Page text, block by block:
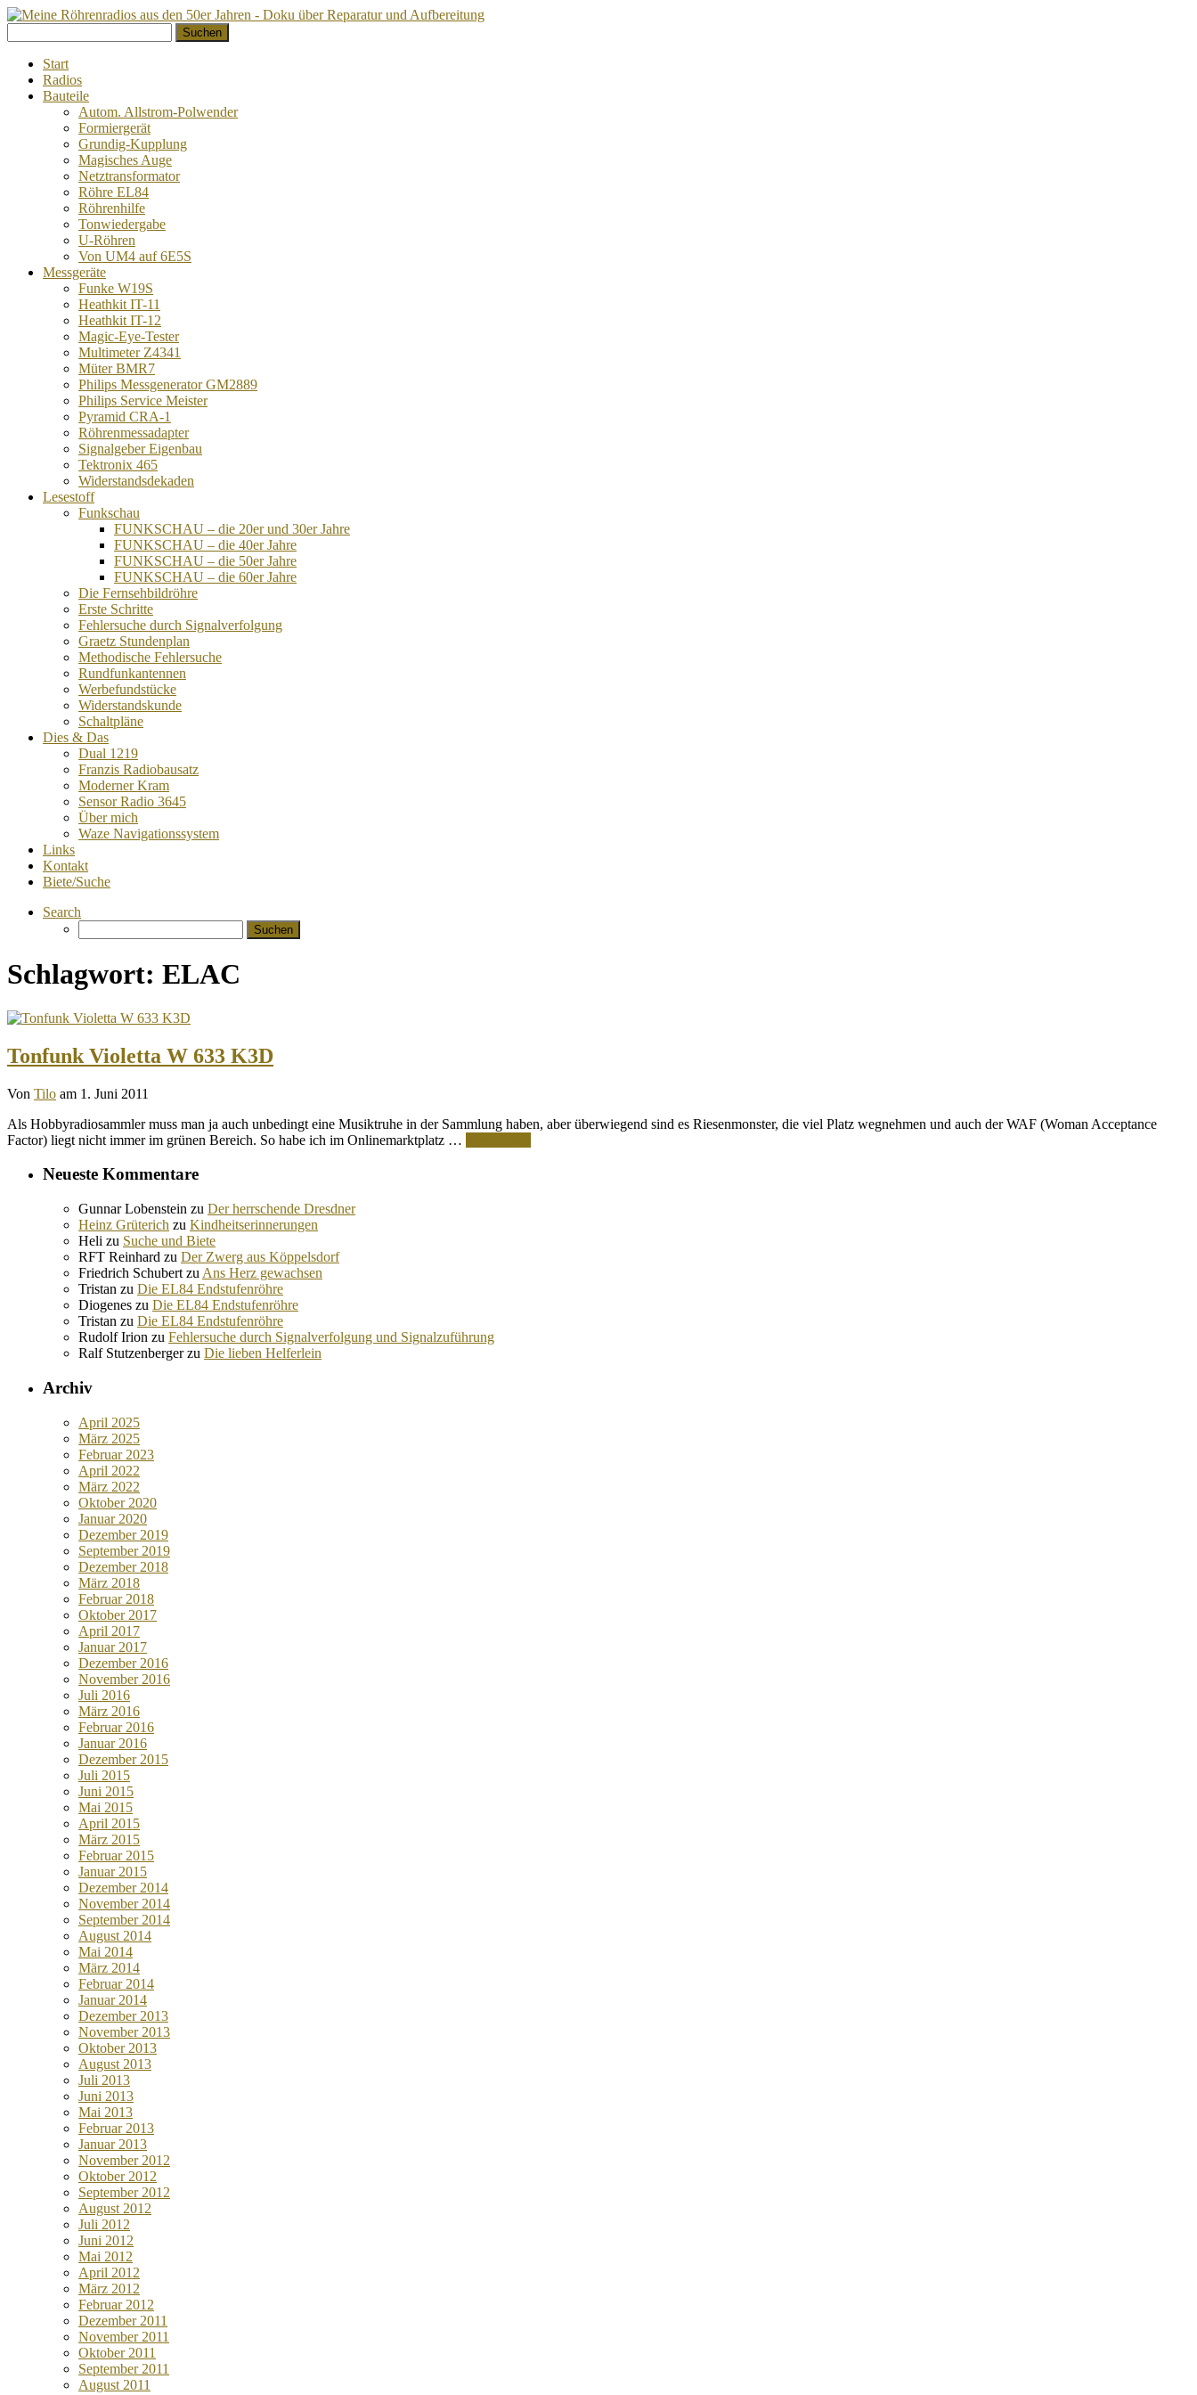
zum
Inhalt
nach:
Start
Radios
Bauteile
Autom. Allstrom-Polwender
Formiergerät
Grundig-Kupplung
Magisches Auge
Netztransformator
Röhre EL84
Röhrenhilfe
Tonwiedergabe
U-Röhren
Von UM4 auf 6E5S
Messgeräte
Funke W19S
Heathkit IT-11
Heathkit IT-12
Magic-Eye-Tester
Multimeter Z4341
Müter BMR7
Philips Messgenerator GM2889
Philips Service Meister
Pyramid CRA-1
Röhrenmessadapter
Signalgeber Eigenbau
Tektronix 465
Widerstandsdekaden
Lesestoff
Funkschau
FUNKSCHAU – die 20er und 30er Jahre
FUNKSCHAU – die 40er Jahre
FUNKSCHAU – die 50er Jahre
FUNKSCHAU – die 60er Jahre
Die Fernsehbildröhre
Erste Schritte
Fehlersuche durch Signalverfolgung
Graetz Stundenplan
Methodische Fehlersuche
Rundfunkantennen
Werbefundstücke
Widerstandskunde
Schaltpläne
Dies & Das
Dual 1219
Franzis Radiobausatz
Moderner Kram
Sensor Radio 3645
Über mich
Waze Navigationssystem
Links
Kontakt
Biete/Suche
Search
nach:
Schlagwort: ELAC
Tonfunk Violetta W 633 K3D
Von Tilo am 1. Juni 2011
Als Hobbyradiosammler muss man ja auch unbedingt eine Musiktruhe in der Sammlung haben, aber überwiegend sind es Riesenmonster, die viel Platz wegnehmen und auch der WAF (Woman Acceptance
Factor) liegt nicht immer im grünen Bereich. So habe ich im Onlinemarktplatz …
Neueste Kommentare
Gunnar Lobenstein zu Der herrschende Dresdner
Heinz Grüterich zu Kindheitserinnerungen
Heli zu Suche und Biete
RFT Reinhard zu Der Zwerg aus Köppelsdorf
Friedrich Schubert zu Ans Herz gewachsen
Tristan zu Die EL84 Endstufenröhre
Diogenes zu Die EL84 Endstufenröhre
Tristan zu Die EL84 Endstufenröhre
Rudolf Irion zu Fehlersuche durch Signalverfolgung und Signalzuführung
Ralf Stutzenbergerzu Die lieben Helferlein
Archiv
April 2025
März 2025
Februar 2023
April 2022
März 2022
Oktober 2020
Januar 2020
Dezember 2019
September 2019
Dezember 2018
März 2018
Februar 2018
Oktober 2017
April 2017
Januar 2017
Dezember 2016
November 2016
Juli 2016
März 2016
Februar 2016
Januar 2016
Dezember 2015
Juli 2015
Juni 2015
Mai 2015
April 2015
März 2015
Februar 2015
Januar 2015
Dezember 2014
November 2014
September 2014
August 2014
Mai 2014
März 2014
Februar 2014
Januar 2014
Dezember 2013
November 2013
Oktober 2013
August 2013
Juli 2013
Juni 2013
Mai 2013
Februar 2013
Januar 2013
November 2012
Oktober 2012
September 2012
August 2012
Juli 2012
Juni 2012
Mai 2012
April 2012
März 2012
Februar 2012
Dezember 2011
November 2011
Oktober 2011
September 2011
August 2011